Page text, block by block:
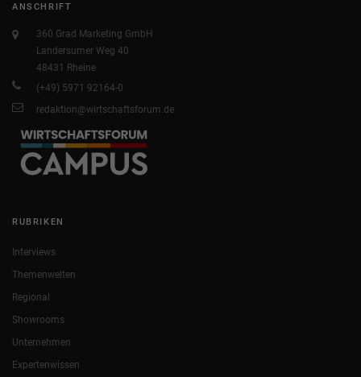
ANSCHRIFT
360 Grad Marketing GmbH
Landersumer Weg 40
48431 Rheine
(+49) 5971 92164-0
redaktion@wirtschaftsforum.de
RUBRIKEN
Interviews
Themenwelten
Regional
Showrooms
Unternehmen
Expertenwissen